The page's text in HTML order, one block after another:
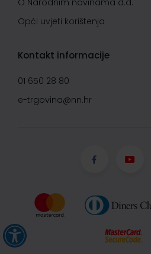
O Narodnim novinama d.d.
Opći uvjeti korištenja
Kontakt informacije
01 650 28 80
e-trgovina@nn.hr